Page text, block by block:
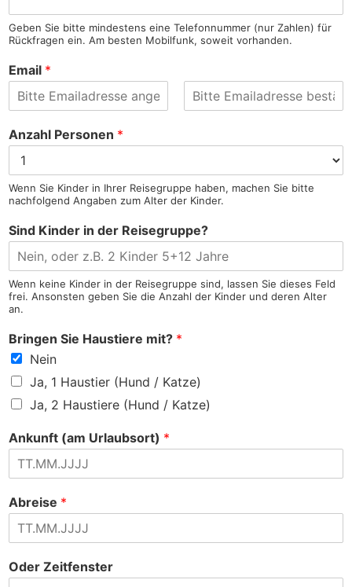
m
e
e
r
V
n
a
m
a
m
e
Geben Sie bitte mindestens eine Telefonnummer (nur Zahlen) für
Rückfragen ein. Am besten Mobilfunk, soweit vorhanden.
Email *
-
M
l
-
A
r
e
s
e
l
b
e
t
ä
t
i
g
e
Anzahl Personen *
Wenn Sie Kinder in Ihrer Reisegruppe haben, machen Sie bitte
nachfolgend Angaben zum Alter der Kinder.
Sind Kinder in der Reisegruppe?
Wenn keine Kinder in der Reisegruppe sind, lassen Sie dieses Feld
frei. Ansonsten geben Sie die Anzahl der Kinder und deren Alter
an.
Bringen Sie Haustiere mit? *
Nein
Ja, 1 Haustier (Hund / Katze)
Ja, 2 Haustiere (Hund / Katze)
Ankunft (am Urlaubsort) *
Abreise *
Oder Zeitfenster